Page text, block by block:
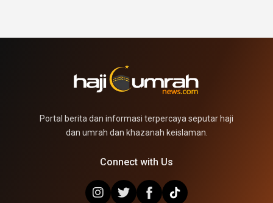
Portal berita dan informasi terpercaya seputar haji
dan umrah dan khazanah keislaman.
Connect with Us